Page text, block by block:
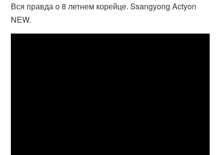
Вся правда о 8 летнем корейце. Ssangyong Actyon
NEW.